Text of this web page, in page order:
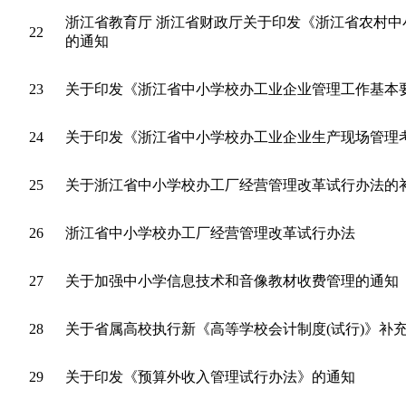
22
浙江省教育厅 浙江省财政厅关于印发《浙江省农村
的通知
23 关于印发《浙江省中小学校办工业企业管理工作基本
24 关于印发《浙江省中小学校办工业企业生产现场管理
25 关于浙江省中小学校办工厂经营管理改革试行办法的
26 浙江省中小学校办工厂经营管理改革试行办法
27 关于加强中小学信息技术和音像教材收费管理的通知
28 关于省属高校执行新《高等学校会计制度(试行)》补
29 关于印发《预算外收入管理试行办法》的通知